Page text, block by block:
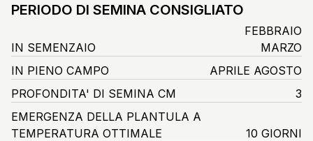
PERIODO DI SEMINA CONSIGLIATO
IN SEMENZAIO
FEBBRAIO
MARZO
IN PIENO CAMPO
APRILE AGOSTO
PROFONDITA' DI SEMINA CM
3
EMERGENZA DELLA PLANTULA A
TEMPERATURA OTTIMALE
10 GIORNI